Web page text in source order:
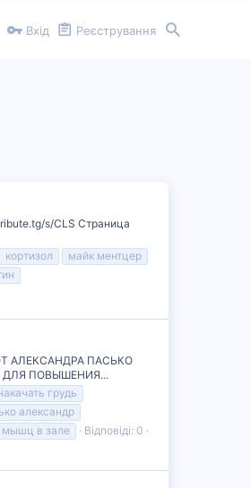
Вхід Реєстрування
s/CLS Страница
кортизол
майк ментцер
АЛЕКСАНДРА ПАСЬКО
ДЛЯ ПОВЫШЕНИЯ...
грудь
александр
мышц в зале
Відповіді: 0